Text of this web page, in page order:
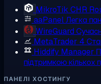
MikroTik CHR
aaPanelЛегка
WireGuard
MetaTrader 4
Hiddify Manager
підтримкою кількох
ПАНЕЛІ ХОСТИНГУ